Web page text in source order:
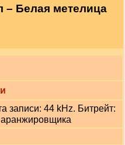
– Белая метелица
записи: 44 kHz. Битрейт: